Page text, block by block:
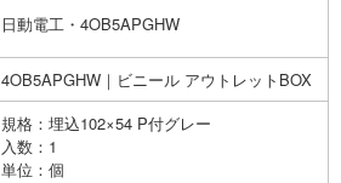
日動電工・4OB5APGHW
4OB5APGHW｜ビニール アウトレットBOX
規格：埋込102×54 P付グレー
入数：1
単位：個